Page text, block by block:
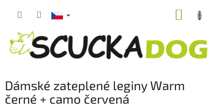
Dámské zateplené leginy Warm
černé + camo červená